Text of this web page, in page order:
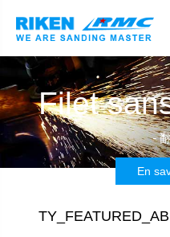
Filet
-
En